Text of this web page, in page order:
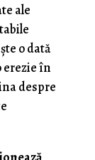
ale
o dată
erezie în
despre